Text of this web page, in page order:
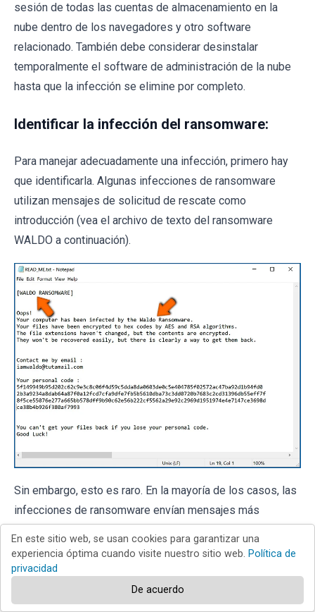
sesión de todas las cuentas de almacenamiento en la
nube dentro de los navegadores y otro software
relacionado. También debe considerar desinstalar
temporalmente el software de administración de la nube
hasta que la infección se elimine por completo.
Identificar la infección del ransomware:
Para manejar adecuadamente una infección, primero hay
que identificarla. Algunas infecciones de ransomware
utilizan mensajes de solicitud de rescate como
introducción (vea el archivo de texto del ransomware
WALDO a continuación).
Sin embargo, esto es raro. En la mayoría de los casos, las
infecciones de ransomware envían mensajes más
encriptados y que las víctimas deben pagar algún tipo de
rescate. Tenga en cuenta que las infecciones de tipo
ransomware suelen generar mensajes con diferentes
nombres de archivo (por ejemplo, "_readme.txt", "READ-
En este sitio web, se usan cookies para garantizar una
experiencia óptima cuando visite nuestro sitio web. Política de
privacidad
De acuerdo